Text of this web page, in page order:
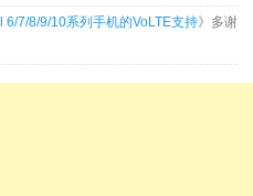
6/7/8/9/10系列手机的VoLTE支持》多谢